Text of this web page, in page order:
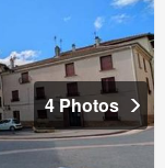
4 Photos